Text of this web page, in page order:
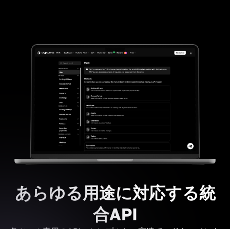
あらゆる用途に対応する統
合API